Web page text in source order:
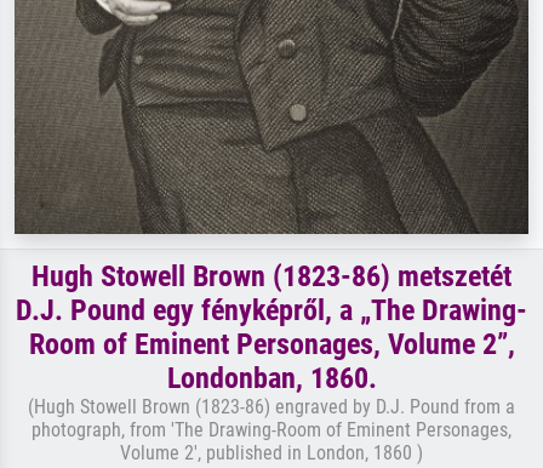
Hugh Stowell Brown (1823-86) metszetét
D.J. Pound egy fényképről, a „The Drawing-
Room of Eminent Personages, Volume 2”,
Londonban, 1860.
(Hugh Stowell Brown (1823-86) engraved by D.J. Pound from a
photograph, from 'The Drawing-Room of Eminent Personages,
Volume 2', published in London, 1860 )